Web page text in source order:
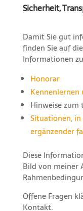
Sicherheit,
Damit Sie gut
finden Sie auf
Informationen
Honorar
Hinweise zum
Situationen,
ergänzender
Diese
Bild von meiner
Offene Fragen
Kontakt.